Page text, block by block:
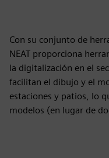
Con su conjunto de
NEAT proporciona
la digitalización en el
facilitan el dibujo y el
estaciones y patios, lo
modelos (en lugar de